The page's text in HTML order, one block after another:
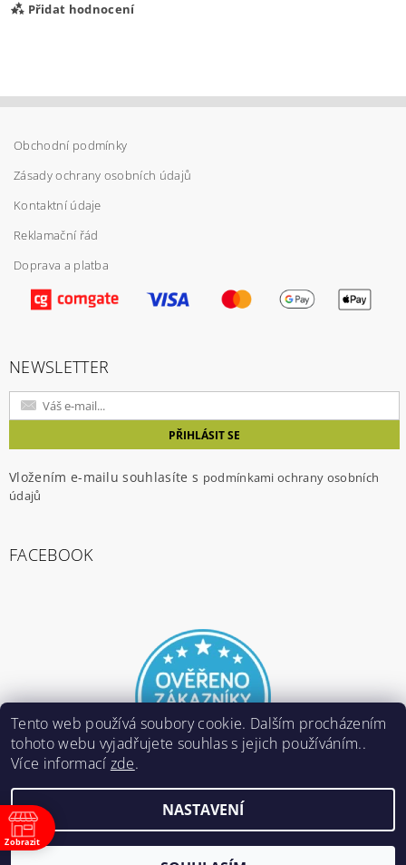
Přidat hodnocení
Vložením hodnocení souhlasíte spodmínkami
ochrany osobních údajů
Obchodní podmínky
Zásady ochrany osobních údajů
Kontaktní údaje
Reklamační řád
Doprava a platba
NEWSLETTER
Vložením e-mailu souhlasíte s podmínkami ochrany osobních
údajů
FACEBOOK
E-ARMY.cz, všechna práva vyhrazena
Vytvořil Shoptet
Zobrazit
Tento web používá soubory cookie. Dalším procházením
tohoto webu vyjadřujete souhlas s jejich používáním..
Více informací zde.
NASTAVENÍ